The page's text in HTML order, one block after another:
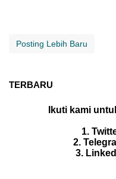
Posting Lebih Baru
TERBARU
Ikuti kami
1.
2.
3.